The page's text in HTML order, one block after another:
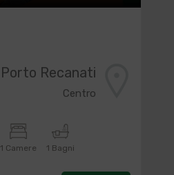
Porto Recanati
Centro
1 Camere 1 Bagni